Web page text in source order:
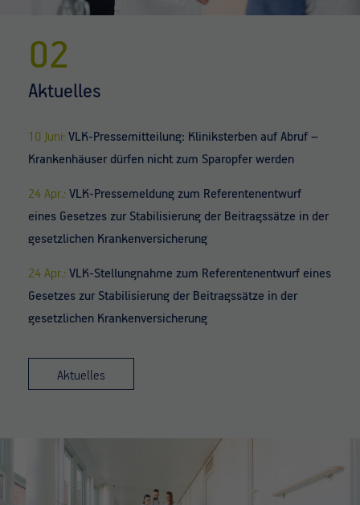
02
Aktuelles
10 Juni: VLK-Pressemitteilung: Kliniksterben auf Abruf –
Krankenhäuser dürfen nicht zum Sparopfer werden
24 Apr.: VLK-Pressemeldung zum Referentenentwurf
eines Gesetzes zur Stabilisierung der Beitragssätze in der
gesetzlichen Krankenversicherung
24 Apr.: VLK-Stellungnahme zum Referentenentwurf eines
Gesetzes zur Stabilisierung der Beitragssätze in der
gesetzlichen Krankenversicherung
Aktuelles